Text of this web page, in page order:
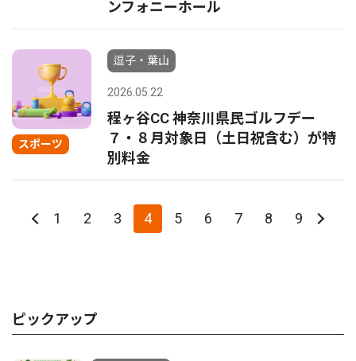
ンフォニーホール
スポーツ
逗子・葉山
2026.05.22
程ヶ谷CC 神奈川県民ゴルフデー
７・８月対象日（土日祝含む）が特
別料金
1 2 3 4 5 6 7 8 9
ピックアップ